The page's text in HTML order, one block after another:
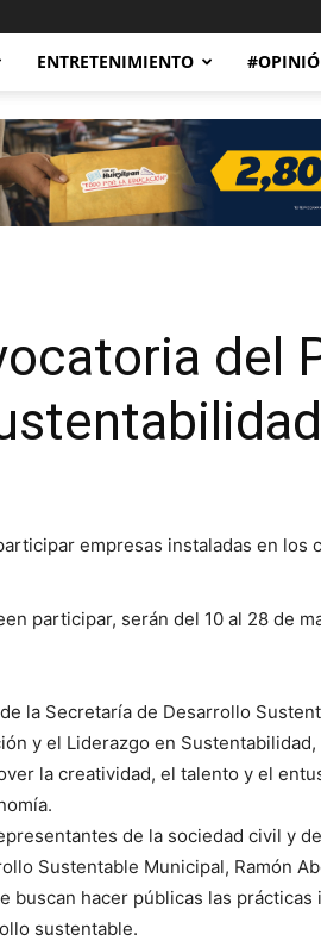
ENTRETENIMIENTO
del
empresas instaladas en los
participar, serán del 10 al 28 de
la Secretaría de Desarrollo
y el Liderazgo en Sustentabilidad,
la creatividad, el talento y el
de la sociedad civil y de
Sustentable Municipal, Ramón
buscan hacer públicas las prácticas
sustentable.